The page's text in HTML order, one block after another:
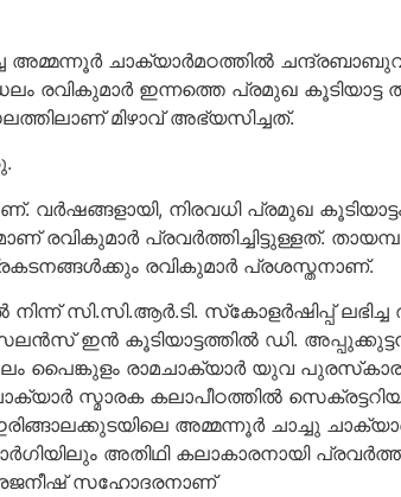
ചാക്യാര്‍മഠത്തില്‍
രവികുമാര്‍ ഇന്നത്തെ പ്രമുഖ കൂടിയാട്ട
മിഴാവ് അഭ്യസിച്ചത്.
നിരവധി പ്രമുഖ
രവികുമാര്‍ പ്രവര്‍ത്തിച്ചിട്ടുള്ളത്.
രവികുമാര്‍ പ്രശസ്തനാണ്.
സി.സി.ആര്‍.ടി. സ്‌കോളര്‍ഷിപ്പ് ലഭിച്ച
ഇന്‍ കൂടിയാട്ടത്തില്‍ ഡി.
പൈങ്കുളം രാമചാക്യാര്‍ യുവ
സ്മാരക കലാപീഠത്തില്‍
അമ്മന്നൂര്‍ ചാച്ചു
അതിഥി കലാകാരനായി
രജനീഷ് സഹോദരനാണ്